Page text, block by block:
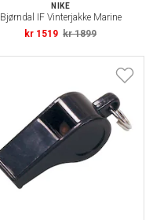
NIKE
Bjørndal IF Vinterjakke Marine
kr 1519 kr 1899